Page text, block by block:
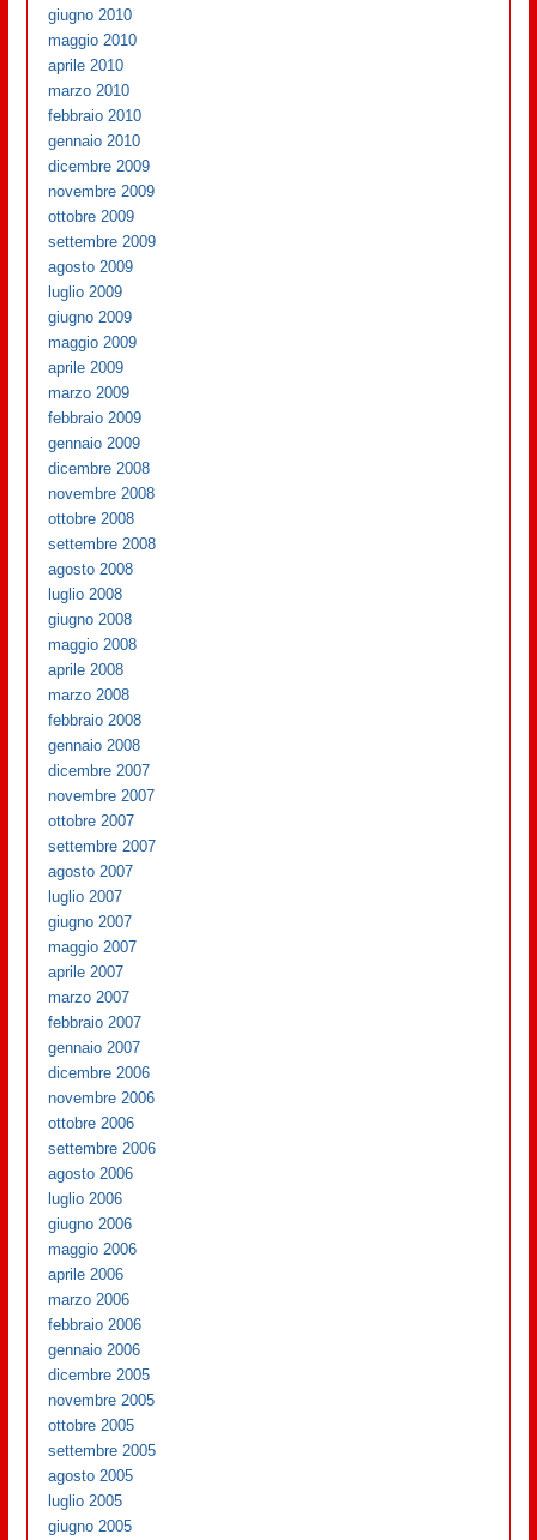
giugno 2010
maggio 2010
aprile 2010
marzo 2010
febbraio 2010
gennaio 2010
dicembre 2009
novembre 2009
ottobre 2009
settembre 2009
agosto 2009
luglio 2009
giugno 2009
maggio 2009
aprile 2009
marzo 2009
febbraio 2009
gennaio 2009
dicembre 2008
novembre 2008
ottobre 2008
settembre 2008
agosto 2008
luglio 2008
giugno 2008
maggio 2008
aprile 2008
marzo 2008
febbraio 2008
gennaio 2008
dicembre 2007
novembre 2007
ottobre 2007
settembre 2007
agosto 2007
luglio 2007
giugno 2007
maggio 2007
aprile 2007
marzo 2007
febbraio 2007
gennaio 2007
dicembre 2006
novembre 2006
ottobre 2006
settembre 2006
agosto 2006
luglio 2006
giugno 2006
maggio 2006
aprile 2006
marzo 2006
febbraio 2006
gennaio 2006
dicembre 2005
novembre 2005
ottobre 2005
settembre 2005
agosto 2005
luglio 2005
giugno 2005